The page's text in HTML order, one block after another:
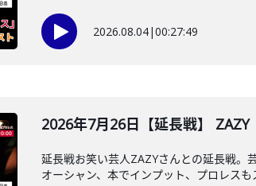
2026.08.04|00:27:49
2026年7月26日【延長戦】 ZAZY
延長戦お笑い芸人ZAZYさんとの延長戦。
オーシャン、本でインプット、プロレスも